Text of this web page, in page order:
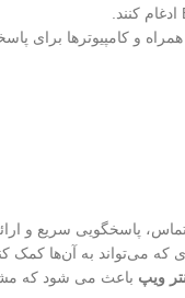
و کامپیوترها برای
تماس، پاسخگویی سریع و
می‌تواند به آن‌ها کمک
ویپ باعث می شود که